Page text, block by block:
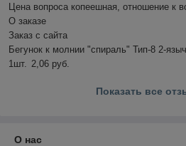
Цена вопроса копеешная, отношение к
О заказе
Заказ с сайта
Бегунок к молнии "спираль" Тип-8 2-
1шт.	2,06 руб.
Показать все
О нас